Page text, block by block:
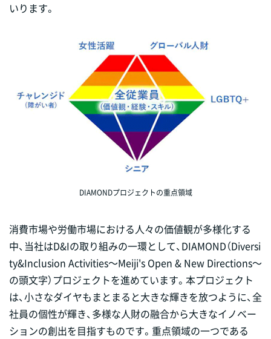
いります。
DIAMONDプロジェクトの重点領域
消費市場や労働市場における人々の価値観が多様化する
中、当社はD&Iの取り組みの一環として、DIAMOND（Diversi
ty&Inclusion Activities～Meiji's Open & New Directions～
の頭文字）プロジェクトを進めています。本プロジェクト
は、小さなダイヤもまとまると大きな輝きを放つように、全
社員の個性が輝き、多様な人財の融合から大きなイノベー
ションの創出を目指すものです。重点領域の一つである